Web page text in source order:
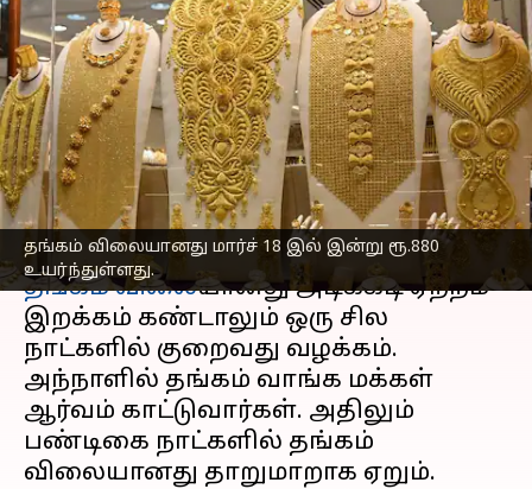
தங்கம் விலையானது மார்ச் 18 இல் இன்று ரூ.880
உயர்ந்துள்ளது.
இதுவரை இல்லாத
உச்சத்திற்கு சென்ற
தங்கம் விலை! இன்றைய
விலை பட்டியல்
எழுதியவர் Siranjeevi Mar 18, 2023 12:21 pm
செய்தி முன்னோட்டம்
தங்கம் விலையானது அடிக்கடி ஏற்றம்
இறக்கம் கண்டாலும் ஒரு சில
நாட்களில் குறைவது வழக்கம்.
அந்நாளில் தங்கம் வாங்க மக்கள்
ஆர்வம் காட்டுவார்கள். அதிலும்
பண்டிகை நாட்களில் தங்கம்
விலையானது தாறுமாறாக ஏறும்.